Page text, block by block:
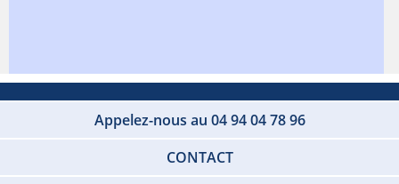
Appelez-nous au 04 94 04 78 96
CONTACT